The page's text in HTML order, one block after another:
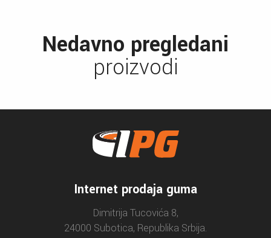
Nedavno pregledani
proizvodi
Internet prodaja guma
Dimitrija Tucovića 8,
24000 Subotica, Republika Srbija.